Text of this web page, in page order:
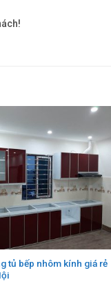
tủ bếp nhôm kính giá rẻ